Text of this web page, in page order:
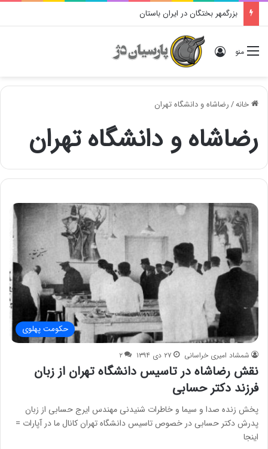
بزرگمهر بختگان در ایران باستان
منو ورود
خانه/رضاشاه و دانشگاه تهران
رضاشاه و دانشگاه تهران
حکومت پهلوی
شمشاد امیری خراسانی ۲۷ دی ۱۳۹۴ ۲
نقش رضاشاه در تاسیس دانشگاه تهران از زبان
فرزند دکتر حسابی
پخش زنده صدا و سیما و خاطرات شنیدنی مهندس ایرج حسابی از زبان
پدرش دکتر حسابی در خصوص تاسیس دانشگاه تهران کانال ما در آپارات =
اینجا